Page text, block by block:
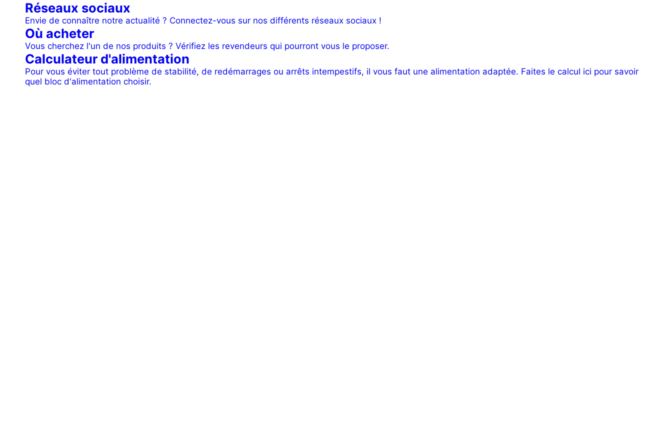
Réseaux sociaux
Envie de connaître notre actualité ? Connectez-vous sur nos différents réseaux sociaux !
Où acheter
Vous cherchez l'un de nos produits ? Vérifiez les revendeurs qui pourront vous le proposer.
Calculateur d'alimentation
Pour vous éviter tout problème de stabilité, de redémarrages ou arrêts intempestifs, il vous faut une alimentation adaptée. Faites le calcul ici pour savoir
quel bloc d'alimentation choisir.